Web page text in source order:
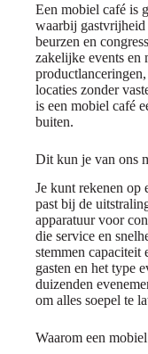
Een mobiel café is
waarbij
beurzen en
zakelijke events en
locaties zonder
is een mobiel café
buiten.
Dit kun je van ons
Je kunt rekenen
past bij de
apparatuur voor
die service en
stemmen
gasten en het type
duizenden
om alles soepel te
Waarom een